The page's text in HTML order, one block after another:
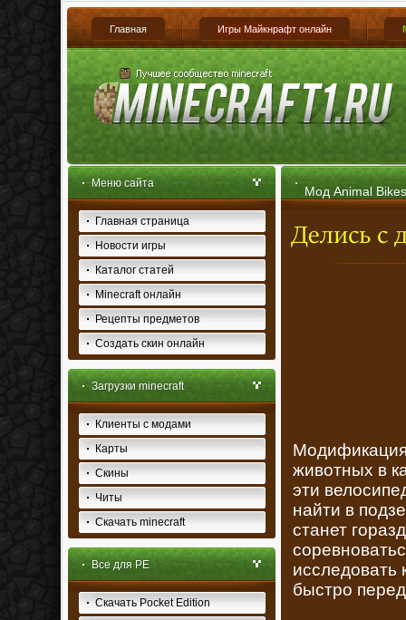
Главная Игры Майкнрафт онлайн
Меню сайта
Главная страница
Новости игры
Каталог статей
Minecraft онлайн
Рецепты предметов
Создать скин онлайн
Загрузки minecraft
Клиенты с модами
Карты
Скины
Читы
Скачать minecraft
Все для PE
Скачать Pocket Edition
Мод Animal
животных в
эти
найти в
станет
исследовать
быстро